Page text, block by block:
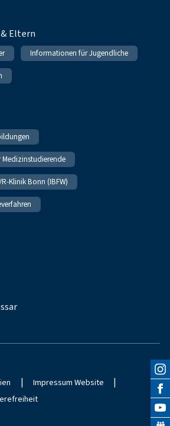
Eltern
Informationen für Jugendliche
Medizinstudierende
Klinik Bonn (IBFW)
| Impressum Website |